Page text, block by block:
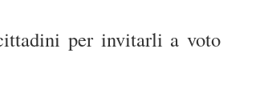
per invitarli a voto